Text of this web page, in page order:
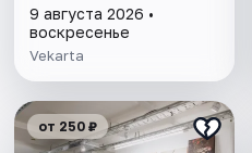
9 августа 2026 •
воскресенье
Vekarta
от 250 ₽